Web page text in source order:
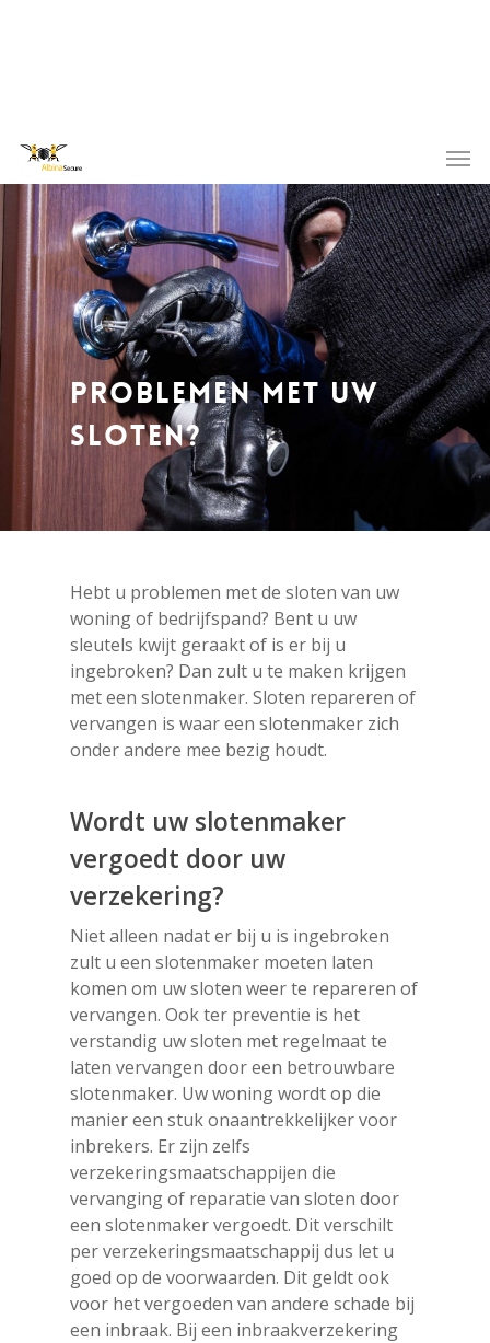
Problemen met uw
sloten?
Hebt u problemen met de sloten van uw
woning of bedrijfspand? Bent u uw
sleutels kwijt geraakt of is er bij u
ingebroken? Dan zult u te maken krijgen
met een slotenmaker. Sloten repareren of
vervangen is waar een slotenmaker zich
onder andere mee bezig houdt.
Wordt uw slotenmaker
vergoedt door uw
verzekering?
Niet alleen nadat er bij u is ingebroken
zult u een slotenmaker moeten laten
komen om uw sloten weer te repareren of
vervangen. Ook ter preventie is het
verstandig uw sloten met regelmaat te
laten vervangen door een betrouwbare
slotenmaker. Uw woning wordt op die
manier een stuk onaantrekkelijker voor
inbrekers. Er zijn zelfs
verzekeringsmaatschappijen die
vervanging of reparatie van sloten door
een slotenmaker vergoedt. Dit verschilt
per verzekeringsmaatschappij dus let u
goed op de voorwaarden. Dit geldt ook
voor het vergoeden van andere schade bij
een inbraak. Bij een inbraakverzekering